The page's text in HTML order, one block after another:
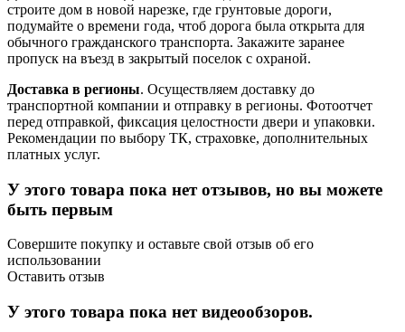
строите дом в новой нарезке, где грунтовые дороги,
подумайте о времени года, чтоб дорога была открыта для
обычного гражданского транспорта. Закажите заранее
пропуск на въезд в закрытый поселок с охраной.
Доставка в регионы. Осуществляем доставку до
транспортной компании и отправку в регионы. Фотоотчет
перед отправкой, фиксация целостности двери и упаковки.
Рекомендации по выбору ТК, страховке, дополнительных
платных услуг.
У этого товара пока нет отзывов, но вы можете
быть первым
Совершите покупку и оставьте свой отзыв об его
использовании
Оставить отзыв
У этого товара пока нет видеообзоров.